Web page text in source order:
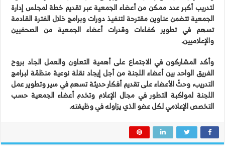
لتدريب أكبر عدد ممكن من أعضاء الجمعية عبر تقديم خطة لمجلس إدارة
الجمعية تتضمن عناوين مقترحة لتنفيذ دورات وبرامج خلال الفترة القادمة
تسهم في تطوير كفاءات وقدرات أعضاء الجمعية من الصحفيين
والإعلاميين.
وأكد المشاركون في الاجتماع على أهمية التعاون والعمل الجاد بروح
الفريق الواحد بين أعضاء اللجنة من أجل إيجاد نقلة نوعية منظمّة لبرامج
التدريب، وحثّ الأعضاء على تقديم أفكار حديثة تسهم في سير وتطوير عمل
اللجنة لمواكبة التطور في مجال الإعلام وتخدم أعضاء الجمعية حسب
التخصص الإعلامي لكل عضو الذي يزاوله في وظيفته.